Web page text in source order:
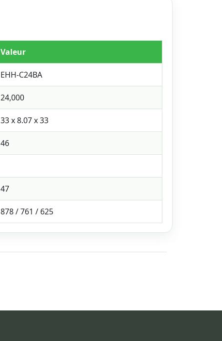
Valeur
EHH-C24BA
24,000
33 x 8.07 x 33
46
47
878 / 761 / 625